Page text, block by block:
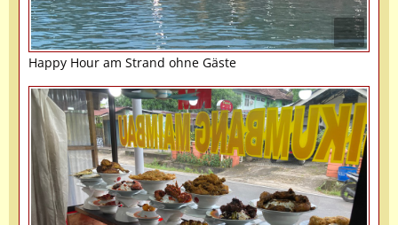
Happy Hour am Strand ohne Gäste